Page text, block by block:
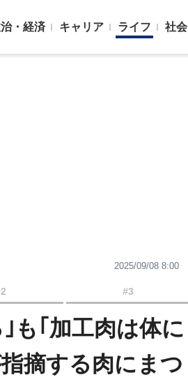
・経済 キャリア ライフ 社会
2025/09/08 8:00
#3
も｢加工肉は体に
摘する肉にまつ